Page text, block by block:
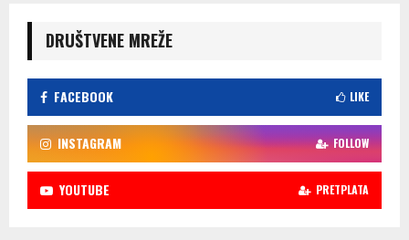
DRUŠTVENE MREŽE
FACEBOOK LIKE
INSTAGRAM FOLLOW
YOUTUBE PRETPLATA